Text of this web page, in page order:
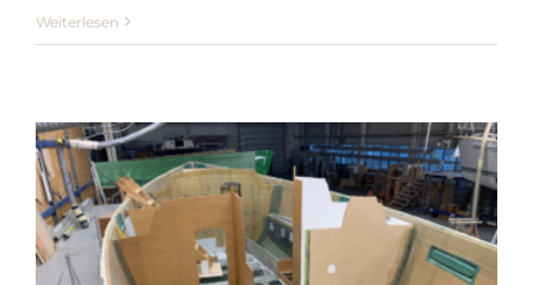
Weiterlesen